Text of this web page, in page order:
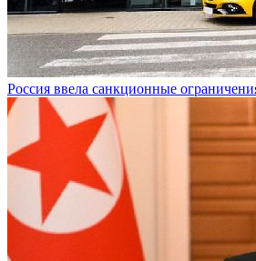
Россия ввела санкционные